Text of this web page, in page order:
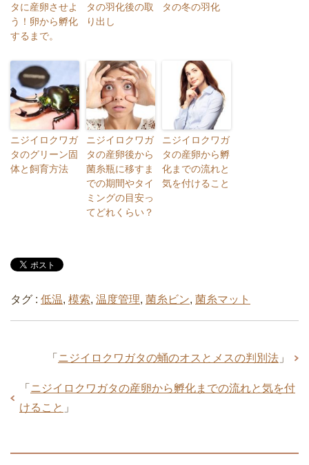
タに産卵させよ
う！卵から孵化
するまで。
タの羽化後の取
り出し
タの冬の羽化
ニジイロクワガ
タのグリーン固
体と飼育方法
ニジイロクワガ
タの産卵後から
菌糸瓶に移すま
での期間やタイ
ミングの目安っ
てどれくらい？
ニジイロクワガ
タの産卵から孵
化までの流れと
気を付けること
タグ : 低温, 模索, 温度管理, 菌糸ビン, 菌糸マット
「 ニジイロクワガタの蛹のオスとメスの判別法 」
「 ニジイロクワガタの産卵から孵化までの流れと気を付
けること 」